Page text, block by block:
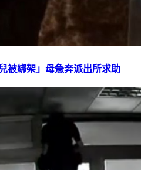
被綁架」母急奔派出所求助